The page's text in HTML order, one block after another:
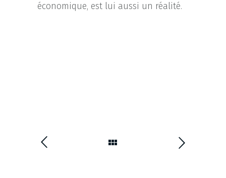
économique, est lui aussi un réalité.